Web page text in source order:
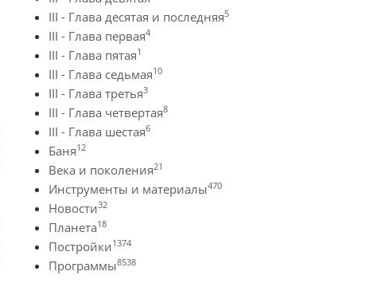
III - Глава десятая и последняя5
III - Глава первая4
III - Глава пятая1
III - Глава седьмая10
III - Глава третья3
III - Глава четвертая8
III - Глава шестая6
Баня12
Века и поколения21
Инструменты и материалы470
Новости32
Планета18
Постройки1374
Программы8538